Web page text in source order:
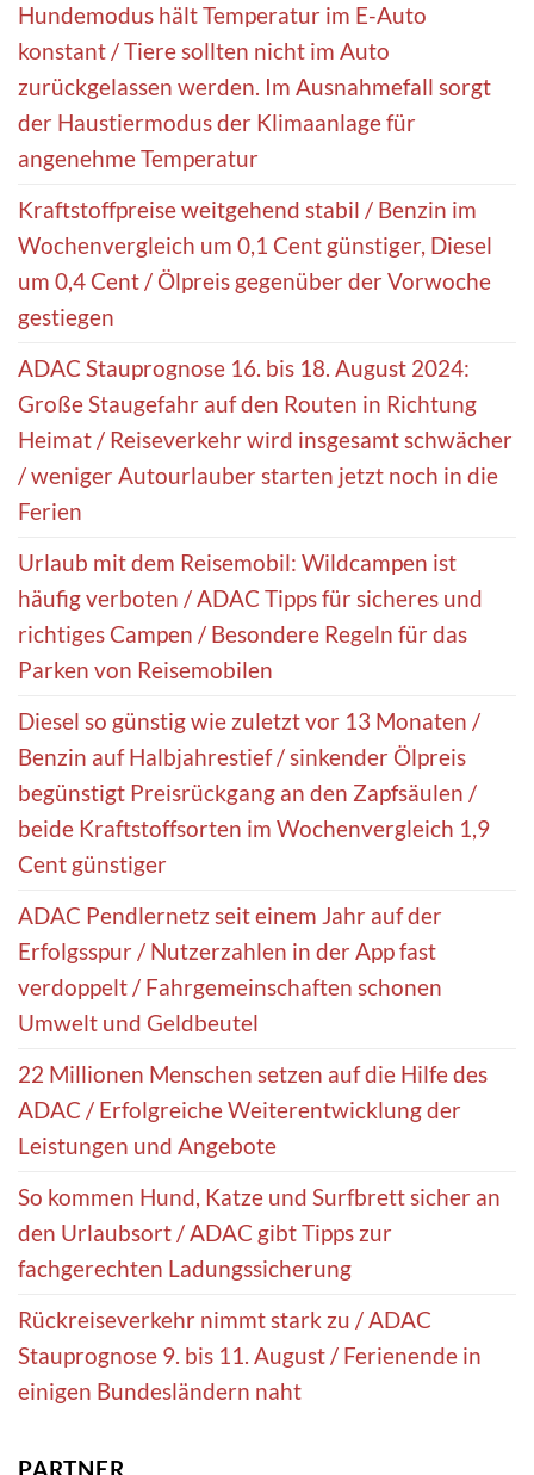
Hundemodus hält Temperatur im E-Auto
konstant / Tiere sollten nicht im Auto
zurückgelassen werden. Im Ausnahmefall sorgt
der Haustiermodus der Klimaanlage für
angenehme Temperatur
Kraftstoffpreise weitgehend stabil / Benzin im
Wochenvergleich um 0,1 Cent günstiger, Diesel
um 0,4 Cent / Ölpreis gegenüber der Vorwoche
gestiegen
ADAC Stauprognose 16. bis 18. August 2024:
Große Staugefahr auf den Routen in Richtung
Heimat / Reiseverkehr wird insgesamt schwächer
/ weniger Autourlauber starten jetzt noch in die
Ferien
Urlaub mit dem Reisemobil: Wildcampen ist
häufig verboten / ADAC Tipps für sicheres und
richtiges Campen / Besondere Regeln für das
Parken von Reisemobilen
Diesel so günstig wie zuletzt vor 13 Monaten /
Benzin auf Halbjahrestief / sinkender Ölpreis
begünstigt Preisrückgang an den Zapfsäulen /
beide Kraftstoffsorten im Wochenvergleich 1,9
Cent günstiger
ADAC Pendlernetz seit einem Jahr auf der
Erfolgsspur / Nutzerzahlen in der App fast
verdoppelt / Fahrgemeinschaften schonen
Umwelt und Geldbeutel
22 Millionen Menschen setzen auf die Hilfe des
ADAC / Erfolgreiche Weiterentwicklung der
Leistungen und Angebote
So kommen Hund, Katze und Surfbrett sicher an
den Urlaubsort / ADAC gibt Tipps zur
fachgerechten Ladungssicherung
Rückreiseverkehr nimmt stark zu / ADAC
Stauprognose 9. bis 11. August / Ferienende in
einigen Bundesländern naht
PARTNER